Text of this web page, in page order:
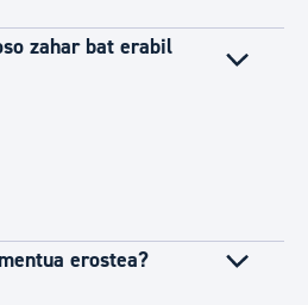
zahar bat erabil
erostea?